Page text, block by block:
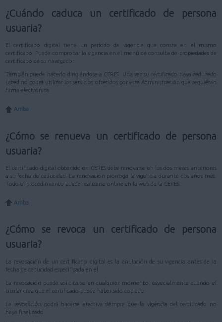
¿Cuándo caduca un certificado de persona
usuaria?
El certificado digital tiene un período de vigencia que consta en el mismo
certificado. Puede comprobar la vigencia en el menú de consulta de propiedades de
certificado de su navegador.
También puede hacerlo dirigiéndose a CERES. Una vez su certificado haya caducado
usted no podrá utilizar los servicios ofrecidos por esta Administración que requieran
firma electrónica.
Arriba
¿Cómo se renueva un certificado de persona
usuaria?
El certificado digital obtenido en CERES debe renovarse en los dos meses anteriores
a su fecha de caducidad. La renovación prorroga la vigencia durante dos años más.
Todo el procedimiento puede realizarse online en la web de la CERES.
Arriba
¿Cómo se revoca un certificado de persona
usuaria?
La revocación de un certificado digital es la anulación de su vigencia antes de la
fecha de caducidad especificada en él.
La revocación puede solicitarse en cualquier momento, especialmente cuando el
titular crea que el certificado puede haber sido copiado.
La revocación podrá hacerse efectiva siempre que la vigencia del certificado no
haya finalizado.